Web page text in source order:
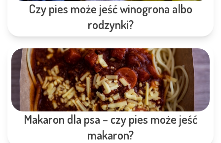
Czy pies może jeść winogrona albo
rodzynki?
Makaron dla psa – czy pies może jeść
makaron?